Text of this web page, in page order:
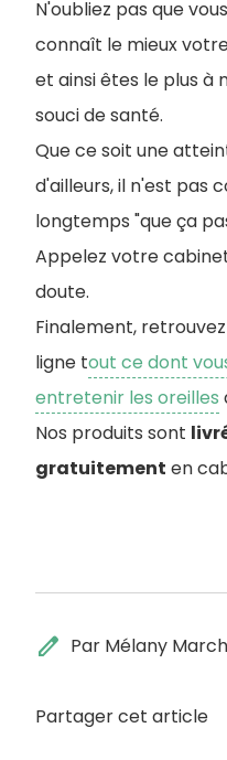
N'oubliez pas que
connaît le mieux
et ainsi êtes le plus à
souci de santé.
Que ce soit une
d'ailleurs, il n'est pas
longtemps "que ça
Appelez votre
doute.
Finalement,
ligne tout ce dont
entretenir les oreilles
Nos produits sont
gratuitement en
edit Par Mélany
Partager cet article